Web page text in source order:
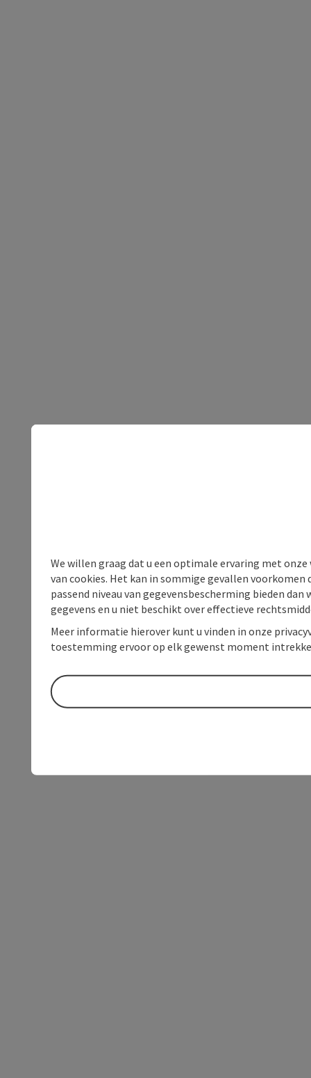
We willen graag dat u een optimale ervaring met
van cookies. Het kan in sommige gevallen voorkomen
passend niveau van gegevensbescherming bieden
gegevens en u niet beschikt over effectieve
Meer informatie hierover kunt u vinden in onze
toestemming ervoor op elk gewenst moment